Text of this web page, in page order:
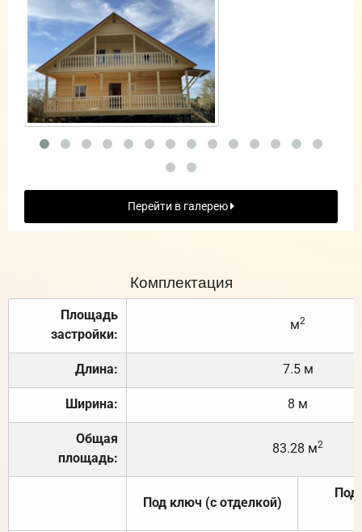
Перейти в галерею
Комплектация
Площадь
застройки:
м2
Длина: 7.5 м
Ширина: 8 м
Общая
площадь:
83.28 м2
Под ключ (с отделкой)
Под